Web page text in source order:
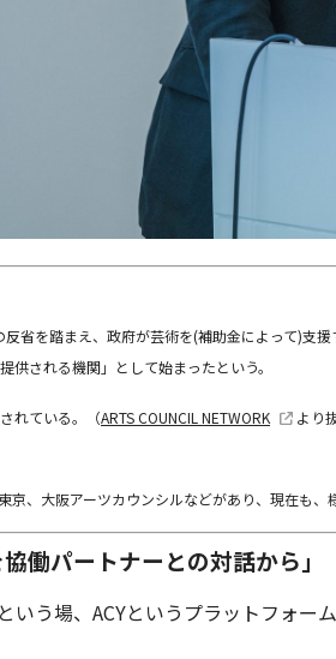
を踏まえ、政府が芸術を(補助金によって)支
される機関」として始まったという。
れている。（ARTS COUNCIL NETWORK より
、大阪アーツカウンシルなどがあり、現在も、
働パートナーとの対話から」
う場、ACYというプラットフォ